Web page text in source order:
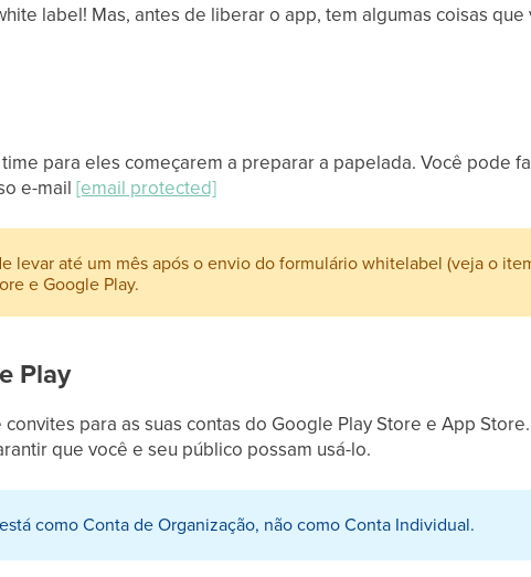
label! Mas, antes de liberar o app, tem algumas coisas que
para eles começarem a preparar a papelada. Você pode
e-mail [email protected]
levar até um mês após o envio do formulário whitelabel (veja o
e Google Play.
Play
para as suas contas do Google Play Store e App
que você e seu público possam usá-lo.
como Conta de Organização, não como Conta Individual.